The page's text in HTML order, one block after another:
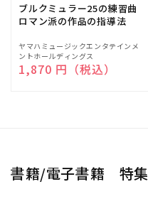
ブルクミュラー25の練習曲
ロマン派の作品の指導法
販
売
元:
ヤマハミュージックエンタテインメ
ントホールディングス
通常価格
1,870 円（税込）
書籍/電子書籍 特集